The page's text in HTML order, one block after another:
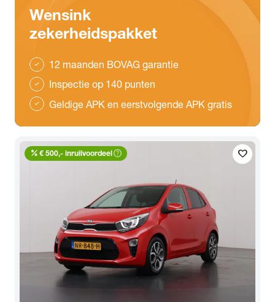
Wensink
zekerheidspakket
check 12 maanden BOVAG garantie
check Inspectie op 140 punten
check Geldige APK en eerstvolgende APK gratis
favorite
percent € 500,- inruilvoordeelhelp_outline